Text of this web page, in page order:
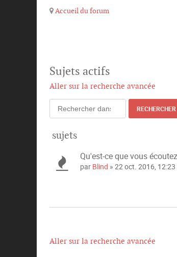
Accueil du forum
Sujets actifs
Aller sur la recherche avancée
RECHERCHER
sujets
Qu'est-ce que vous
par Blind » 22 oct. 2016,
Aller sur la recherche avancée